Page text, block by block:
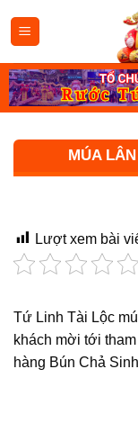
qua
dung
MÚA
Lượt xem bài
Tứ Linh Tài Lộc
khách mời tới
hàng Bún Chả